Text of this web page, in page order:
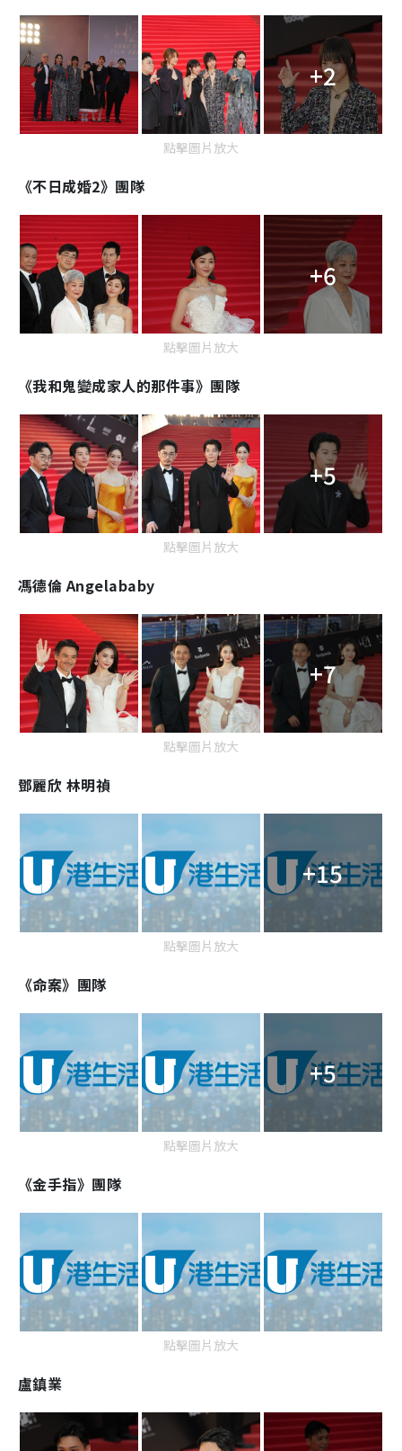
+2
點擊圖片放大
《不日成婚2》團隊
+6
點擊圖片放大
《我和鬼變成家人的那件事》團隊
+5
點擊圖片放大
馮德倫 Angelababy
+7
點擊圖片放大
鄧麗欣 林明禎
+15
點擊圖片放大
《命案》團隊
+5
點擊圖片放大
《金手指》團隊
點擊圖片放大
盧鎮業